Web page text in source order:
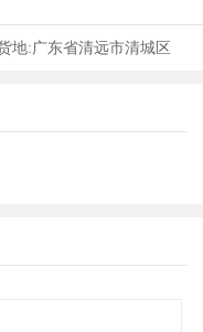
地:广东省清远市清城区